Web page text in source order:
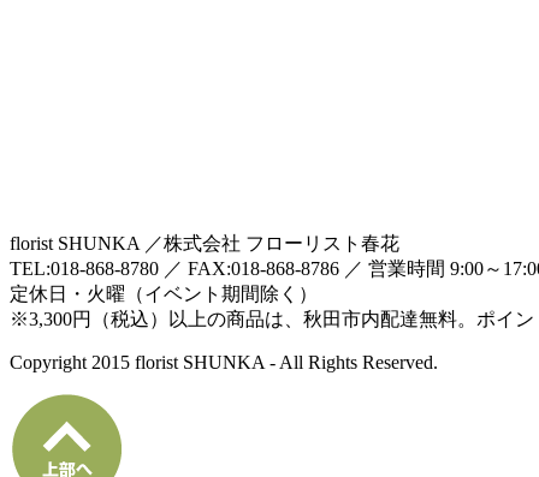
florist SHUNKA ／株式会社 フローリスト春花
TEL:018-868-8780 ／ FAX:018-868-8786 ／ 営業時間 9:00～
定休日・火曜（イベント期間除く）
※3,300円（税込）以上の商品は、秋田市内配達無料。ポイ
Copyright 2015 florist SHUNKA - All Rights Reserved.